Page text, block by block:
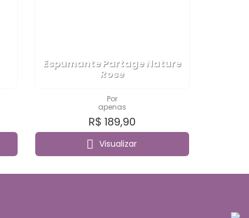
Espumante Partage Nature
Rose
Por
apenas
R$ 189,90
Visualizar